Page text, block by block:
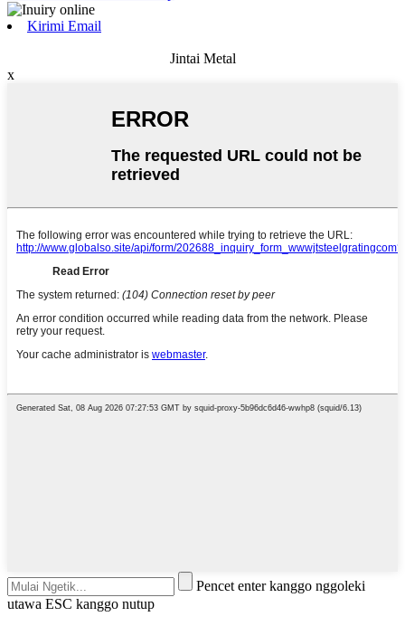
Kirimi Email
Jintai Metal
x
Pencet enter kanggo nggoleki
utawa ESC kanggo nutup